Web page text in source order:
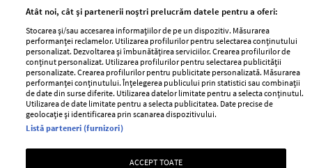
Vlad Voiculescu, primarul Nicușor Dan
și prefectul Traian Berbeceanu?
NICUȘOR DAN 09 decembrie 2020
Carantină în București? Vlad Voiculescu, primarul
Nicușor Dan și prefectul Traian Berbeceanu nu par să se
pună de acord în această privință.
+ MAI MULTE
Atât noi, cât și partenerii noștri prelucrăm datele pentru a oferi:
Stocarea și/sau accesarea informațiilor de pe un dispozitiv. Măsurarea
performanței reclamelor. Utilizarea profilurilor pentru selectarea conținutului
personalizat. Dezvoltarea și îmbunătățirea serviciilor. Crearea profilurilor de
conținut personalizat. Utilizarea profilurilor pentru selectarea publicității
personalizate. Crearea profilurilor pentru publicitate personalizată. Măsurarea
performanței conținutului. Înțelegerea publicului prin statistici sau combinații
de date din surse diferite. Utilizarea datelor limitate pentru a selecta conținutul.
Utilizarea de date limitate pentru a selecta publicitatea. Date precise de
geolocație și identificarea prin scanarea dispozitivului.
Listă parteneri (furnizori)
ACCEPT TOATE